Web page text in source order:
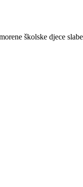
školske djece